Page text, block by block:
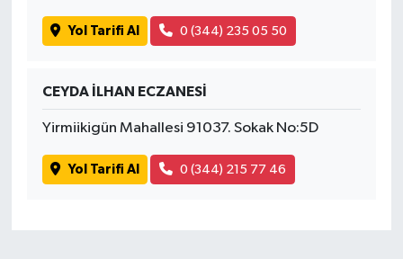
Yol Tarifi Al 0 (344) 235 05 50
CEYDA İLHAN ECZANESİ
Yirmiikigün Mahallesi 91037. Sokak No:5D
Yol Tarifi Al 0 (344) 215 77 46